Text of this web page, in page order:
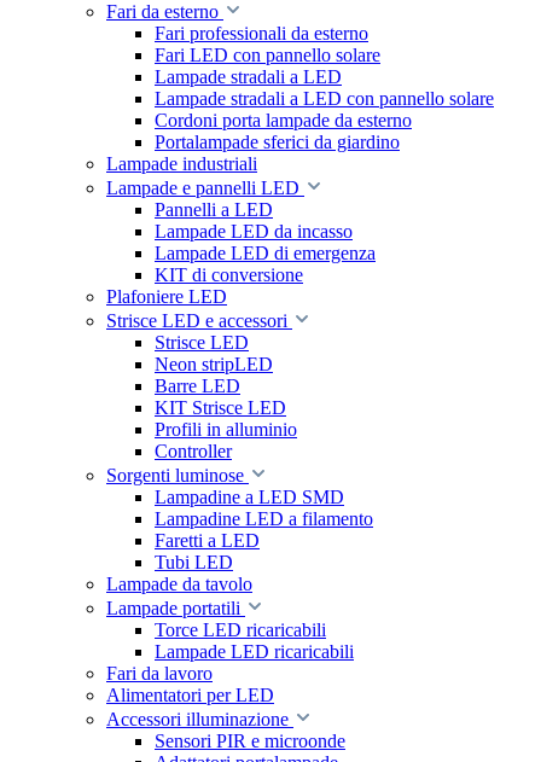
Fari da esterno
Fari professionali da esterno
Fari LED con pannello solare
Lampade stradali a LED
Lampade stradali a LED con pannello solare
Cordoni porta lampade da esterno
Portalampade sferici da giardino
Lampade industriali
Lampade e pannelli LED
Pannelli a LED
Lampade LED da incasso
Lampade LED di emergenza
KIT di conversione
Plafoniere LED
Strisce LED e accessori
Strisce LED
Neon stripLED
Barre LED
KIT Strisce LED
Profili in alluminio
Controller
Sorgenti luminose
Lampadine a LED SMD
Lampadine LED a filamento
Faretti a LED
Tubi LED
Lampade da tavolo
Lampade portatili
Torce LED ricaricabili
Lampade LED ricaricabili
Fari da lavoro
Alimentatori per LED
Accessori illuminazione
Sensori PIR e microonde